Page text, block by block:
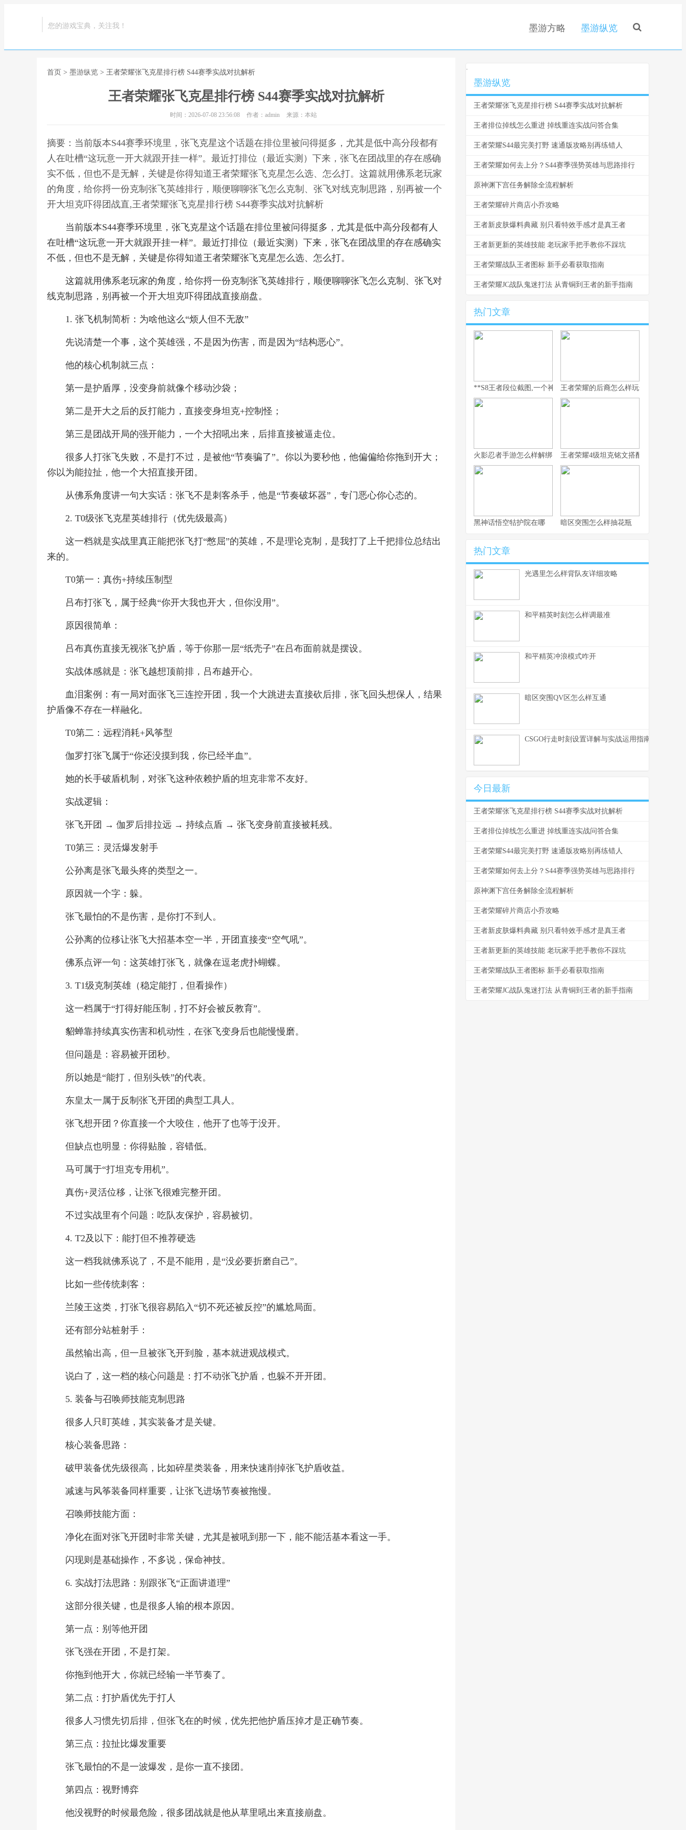
您的游戏宝典，关注我！ 墨游方略 墨游纵览
首页 > 墨游纵览 > 王者荣耀张飞克星排行榜 S44赛季实战对抗解析
王者荣耀张飞克星排行榜 S44赛季实战对抗解析
时间：2026-07-08 23:56:08 作者：admin 来源：本站
摘要：当前版本S44赛季环境里，张飞克星这个话题在排位里被问得挺多，尤其是低中高分段都有
人在吐槽“这玩意一开大就跟开挂一样”。最近打排位（最近实测）下来，张飞在团战里的存在感确
实不低，但也不是无解，关键是你得知道王者荣耀张飞克星怎么选、怎么打。这篇就用佛系老玩家
的角度，给你捋一份克制张飞英雄排行，顺便聊聊张飞怎么克制、张飞对线克制思路，别再被一个
开大坦克吓得团战直,王者荣耀张飞克星排行榜 S44赛季实战对抗解析
当前版本S44赛季环境里，张飞克星这个话题在排位里被问得挺多，尤其是低中高分段都有人
在吐槽“这玩意一开大就跟开挂一样”。最近打排位（最近实测）下来，张飞在团战里的存在感确实
不低，但也不是无解，关键是你得知道王者荣耀张飞克星怎么选、怎么打。
这篇就用佛系老玩家的角度，给你捋一份克制张飞英雄排行，顺便聊聊张飞怎么克制、张飞对
线克制思路，别再被一个开大坦克吓得团战直接崩盘。
1. 张飞机制简析：为啥他这么“烦人但不无敌”
先说清楚一个事，这个英雄强，不是因为伤害，而是因为“结构恶心”。
他的核心机制就三点：
第一是护盾厚，没变身前就像个移动沙袋；
第二是开大之后的反打能力，直接变身坦克+控制怪；
第三是团战开局的强开能力，一个大招吼出来，后排直接被逼走位。
很多人打张飞失败，不是打不过，是被他“节奏骗了”。你以为要秒他，他偏偏给你拖到开大；
你以为能拉扯，他一个大招直接开团。
从佛系角度讲一句大实话：张飞不是刺客杀手，他是“节奏破坏器”，专门恶心你心态的。
2. T0级张飞克星英雄排行（优先级最高）
这一档就是实战里真正能把张飞打“憋屈”的英雄，不是理论克制，是我打了上千把排位总结出
来的。
T0第一：真伤+持续压制型
吕布打张飞，属于经典“你开大我也开大，但你没用”。
原因很简单：
吕布真伤直接无视张飞护盾，等于你那一层“纸壳子”在吕布面前就是摆设。
实战体感就是：张飞越想顶前排，吕布越开心。
血泪案例：有一局对面张飞三连控开团，我一个大跳进去直接砍后排，张飞回头想保人，结果
护盾像不存在一样融化。
T0第二：远程消耗+风筝型
伽罗打张飞属于“你还没摸到我，你已经半血”。
她的长手破盾机制，对张飞这种依赖护盾的坦克非常不友好。
实战逻辑：
张飞开团 → 伽罗后排拉远 → 持续点盾 → 张飞变身前直接被耗残。
T0第三：灵活爆发射手
公孙离是张飞最头疼的类型之一。
原因就一个字：躲。
张飞最怕的不是伤害，是你打不到人。
公孙离的位移让张飞大招基本空一半，开团直接变“空气吼”。
佛系点评一句：这英雄打张飞，就像在逗老虎扑蝴蝶。
3. T1级克制英雄（稳定能打，但看操作）
这一档属于“打得好能压制，打不好会被反教育”。
貂蝉靠持续真实伤害和机动性，在张飞变身后也能慢慢磨。
但问题是：容易被开团秒。
所以她是“能打，但别头铁”的代表。
东皇太一属于反制张飞开团的典型工具人。
张飞想开团？你直接一个大咬住，他开了也等于没开。
但缺点也明显：你得贴脸，容错低。
马可属于“打坦克专用机”。
真伤+灵活位移，让张飞很难完整开团。
不过实战里有个问题：吃队友保护，容易被切。
4. T2及以下：能打但不推荐硬选
这一档我就佛系说了，不是不能用，是“没必要折磨自己”。
比如一些传统刺客：
兰陵王这类，打张飞很容易陷入“切不死还被反控”的尴尬局面。
还有部分站桩射手：
虽然输出高，但一旦被张飞开到脸，基本就进观战模式。
说白了，这一档的核心问题是：打不动张飞护盾，也躲不开开团。
5. 装备与召唤师技能克制思路
很多人只盯英雄，其实装备才是关键。
核心装备思路：
破甲装备优先级很高，比如碎星类装备，用来快速削掉张飞护盾收益。
减速与风筝装备同样重要，让张飞进场节奏被拖慢。
召唤师技能方面：
净化在面对张飞开团时非常关键，尤其是被吼到那一下，能不能活基本看这一手。
闪现则是基础操作，不多说，保命神技。
6. 实战打法思路：别跟张飞“正面讲道理”
这部分很关键，也是很多人输的根本原因。
第一点：别等他开团
张飞强在开团，不是打架。
你拖到他开大，你就已经输一半节奏了。
第二点：打护盾优先于打人
很多人习惯先切后排，但张飞在的时候，优先把他护盾压掉才是正确节奏。
第三点：拉扯比爆发重要
张飞最怕的不是一波爆发，是你一直不接团。
第四点：视野博弈
他没视野的时候最危险，很多团战就是他从草里吼出来直接崩盘。
.
墨游纵览
王者荣耀张飞克星排行榜 S44赛季实战对抗解析
王者排位掉线怎么重进 掉线重连实战问答合集
王者荣耀S44最完美打野 速通版攻略别再练错人
王者荣耀如何去上分？S44赛季强势英雄与思路排行
原神渊下宫任务解除全流程解析
王者荣耀碎片商店小乔攻略
王者新皮肤爆料典藏 别只看特效手感才是真王者
王者新更新的英雄技能 老玩家手把手教你不踩坑
王者荣耀战队王者图标 新手必看获取指南
王者荣耀JC战队鬼迷打法 从青铜到王者的新手指南
热门文章
**S8王者段位截图,一个神话的永恒见证**王者荣耀的后裔怎么样玩全流程解析
火影忍者手游怎么样解绑 王者荣耀4级坦克铭文搭配与实战思路
黑神话悟空牯护院在哪 暗区突围怎么样抽花瓶
热门文章
光遇里怎么样背队友详细攻略
和平精英时刻怎么样调最准
和平精英冲浪模式咋开
暗区突围QV区怎么样互通
CSGO行走时刻设置详解与实战运用指南
今日最新
王者荣耀张飞克星排行榜 S44赛季实战对抗解析
王者排位掉线怎么重进 掉线重连实战问答合集
王者荣耀S44最完美打野 速通版攻略别再练错人
王者荣耀如何去上分？S44赛季强势英雄与思路排行
原神渊下宫任务解除全流程解析
王者荣耀碎片商店小乔攻略
王者新皮肤爆料典藏 别只看特效手感才是真王者
王者新更新的英雄技能 老玩家手把手教你不踩坑
王者荣耀战队王者图标 新手必看获取指南
王者荣耀JC战队鬼迷打法 从青铜到王者的新手指南